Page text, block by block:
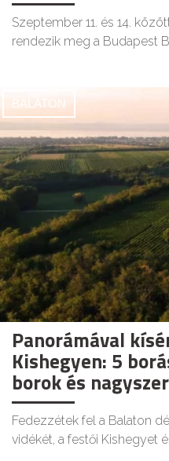
Szeptember 11. és 14.
rendezik meg a Budapest
BALATON
Panorámával
Kishegyen: 5
borok és
Fedezzétek fel a Balaton
vidékét, a festői Kishegyet